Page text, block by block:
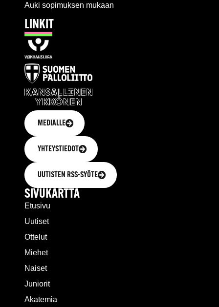
Auki sopimuksen mukaan
LINKIT
MEDIALLE
YHTEYSTIEDOT
UUTISTEN RSS-SYÖTE
SIVUKARTTA
Etusivu
Uutiset
Ottelut
Miehet
Naiset
Juniorit
Akatemia